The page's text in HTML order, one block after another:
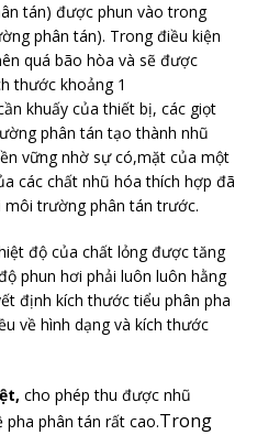
tán) được phun vào trong
phân tán). Trong điều kiện
quá bão hòa và sẽ được
thước khoảng 1
khuấy của thiết bị, các giọt
phân tán tạo thành nhũ
vững nhờ sự có,mặt của một
các chất nhũ hóa thích hợp đã
trường phân tán trước.
độ của chất lỏng được tăng
phun hơi phải luôn luôn hằng
định kích thước tiểu phân pha
về hình dạng và kích thước
cho phép thu được nhũ
phân tán rất cao.Trong